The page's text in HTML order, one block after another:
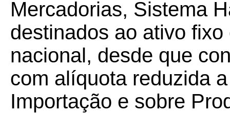
Mercadorias, Sistema
destinados ao ativo
nacional, desde que
com alíquota reduzida
Importação e sobre